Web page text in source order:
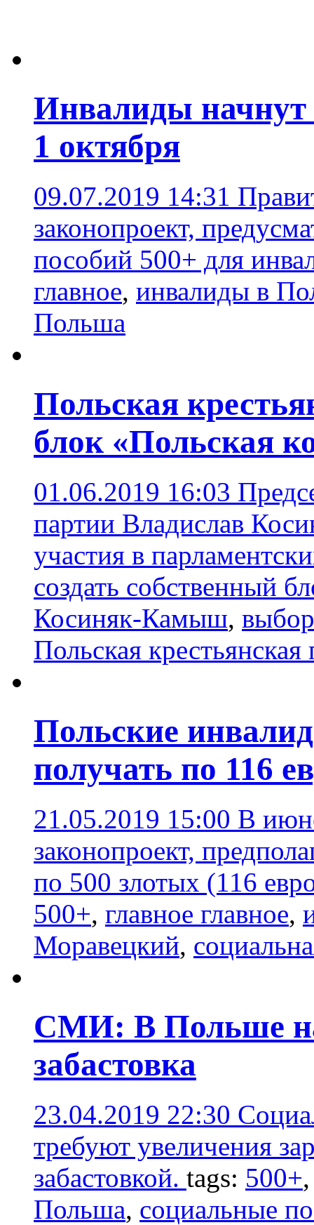
Инвалиды начнут
1 октября
09.07.2019 14:31
законопроект,
пособий 500+ для
главное, инвалиды в
Польша
Польская
блок «Польская
01.06.2019 16:03
партии Владислав
участия в
создать собственный
Косиняк-Камыш,
Польская крестьянская
Польские
получать по 116
21.05.2019 15:00 В
законопроект,
по 500 злотых (116
500+, главное главное,
Моравецкий,
СМИ: В Польше
забастовка
23.04.2019 22:30
требуют увеличения
забастовкой. tags: 500+
Польша, социальные